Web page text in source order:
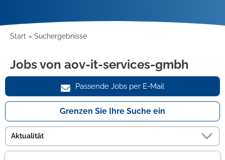
Start Suchergebnisse
Jobs von aov-it-services-gmbh
Passende Jobs per E-Mail
Grenzen Sie Ihre Suche ein